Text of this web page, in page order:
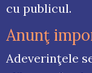
cu publicul.
Anunţ
Adeverinţele